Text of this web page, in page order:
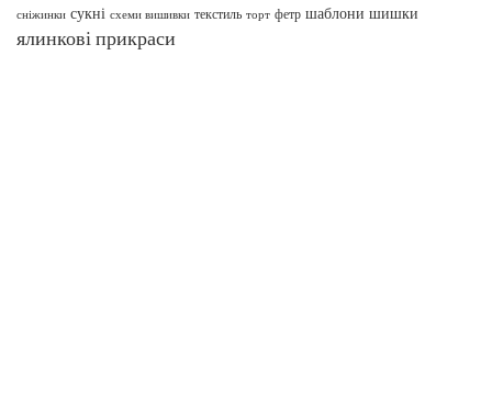
сніжинки сукні схеми вишивки текстиль торт фетр шаблони шишки
ялинкові прикраси